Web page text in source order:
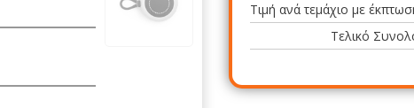
Τιμή ανά τεμάχιο με
Τελικό